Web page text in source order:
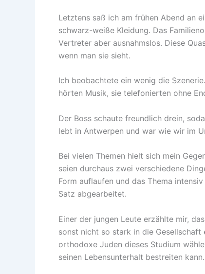
Letztens saß ich am frühen Abend an
schwarz-weiße Kleidung. Das
Vertreter aber ausnahmslos. Diese
wenn man sie sieht.
Ich beobachtete ein wenig die
hörten Musik, sie telefonierten ohne
Der Boss schaute freundlich drein,
lebt in Antwerpen und war wie wir im
Bei vielen Themen hielt sich mein
seien durchaus zwei verschiedene
Form auflaufen und das Thema
Satz abgearbeitet.
Einer der jungen Leute erzählte mir,
sonst nicht so stark in die Gesellschaft
orthodoxe Juden dieses Studium
seinen Lebensunterhalt bestreiten kann.